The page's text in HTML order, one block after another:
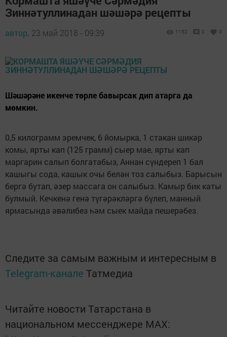
Зиннәтуллинадан шәшәрә рецепты
автор, 23 май 2018 - 09:39 1152 0 0
Шәшәрәне икенче төрле бавырсак дип атарга да
мөмкин.
0,5 килограмм эремчек, 6 йомырка, 1 стакан шикәр
комы, ярты кап (125 грамм) сыер мае, ярты кап
маргарин салып болгатабыз, Аннан сүндереп 1 бал
кашыгы сода, кашык очы белән тоз салыбыз. Барысын
бергә бутап, әзер массага он салыбыз. Камыр бик каты
булмый. Кечкенә генә түгәрәкләргә бүлеп, манный
ярмасында әвәлибез һәм сыек майда пешерәбез.
Следите за самым важным и интересным в
Telegram-канале Татмедиа
Читайте новости Татарстана в
национальном мессенджере MАХ: